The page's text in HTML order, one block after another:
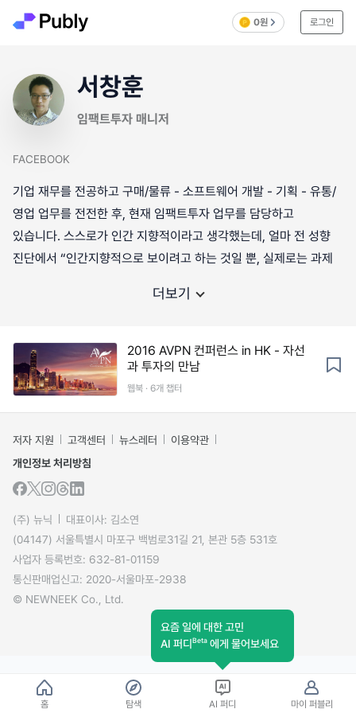
0원 로그인
서창훈
임팩트투자 매니저
FACEBOOK
기업 재무를 전공하고 구매/물류 - 소프트웨어 개발 - 기획 - 유통/
영업 업무를 전전한 후, 현재 임팩트투자 업무를 담당하고
있습니다. 스스로가 인간 지향적이라고 생각했는데, 얼마 전 성향
진단에서 “인간지향적으로 보이려고 하는 것일 뿐, 실제로는 과제
더보기
2016 AVPN 컨퍼런스 in HK - 자선
과 투자의 만남
웹북 · 6개 챕터
저자 지원 고객센터 뉴스레터
이용약관
개인정보 처리방침
(주) 뉴닉
대표이사: 김소연
(04147) 서울특별시 마포구 백범로31길 21, 본관 5층 531호
사업자 등록번호: 632-81-01159
통신판매업신고: 2020-서울마포-2938
© NEWNEEK Co., Ltd.
홈 탐색
요즘 일에 대한 고민
AI 퍼디Beta 에게 물어보세요
AI 퍼디 마이 퍼블리